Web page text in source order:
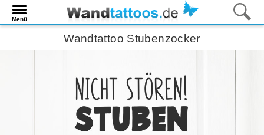
Menü
Wandtattoo Stubenzocker